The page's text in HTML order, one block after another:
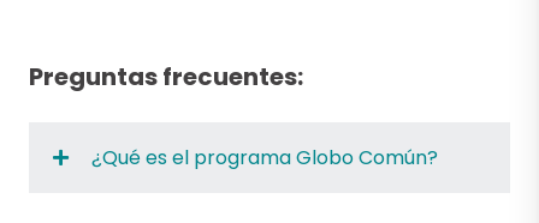
Preguntas frecuentes:
¿Qué es el programa Globo Común?